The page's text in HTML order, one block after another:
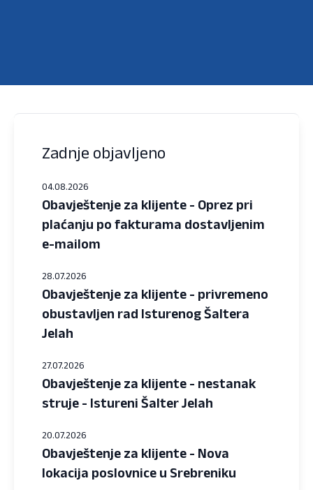
Zadnje objavljeno
04.08.2026
Obavještenje za klijente - Oprez pri
plaćanju po fakturama dostavljenim
e-mailom
28.07.2026
Obavještenje za klijente - privremeno
obustavljen rad Isturenog Šaltera
Jelah
27.07.2026
Obavještenje za klijente - nestanak
struje - Istureni Šalter Jelah
20.07.2026
Obavještenje za klijente - Nova
lokacija poslovnice u Srebreniku